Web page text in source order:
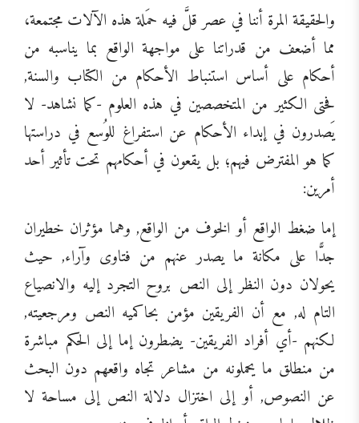
والحقيقة المرة أننا في عصر قلَّ فيه حمَلة هذه الآلات مجتمعة،
مما أضعف من قدراتنا على مواجهة الواقع بما يناسبه من
أحكام على أساس استنباط الأحكام من الكتاب والسنة,
فحتى الكثير من المتخصصين في هذه العلوم -كما نشاهد- لا
يَصدرون في إبداء الأحكام عن استفراغ للوُسع في دراستها
كما هو المفترض فيهم؛ بل يقعون في أحكامهم تحت تأثير أحد
أمرين:
إما ضغط الواقع أو الخوف من الواقع, وهما مؤثران خطيران
جدًّا على مكانة ما يصدر عنهم من فتاوى وآراء, حيث
يحولان دون النظر إلى النص بروح التجرد إليه والانصياع
التام له, مع أن الفريقين مؤمن بحاكميه النص ومرجعيته,
لكنهم -أي أفراد الفريقين- يضطرون إما إلى الحكم مباشرة
من منطلق ما يحملونه من مشاعر تجاه واقعهم دون البحث
عن النصوص, أو إلى اختزال دلالة النص إلى مساحة لا